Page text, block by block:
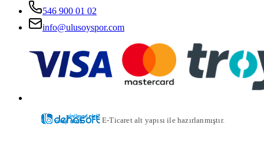
546 900 01 02
info@ulusoyspor.com
E-Ticaret alt yapısı ile hazırlanmıştır.